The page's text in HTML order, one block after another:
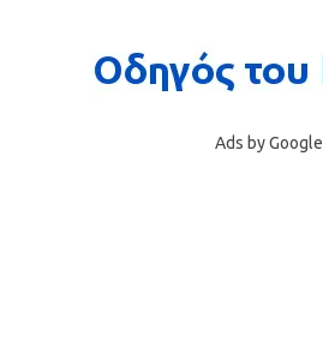
Ads by Google